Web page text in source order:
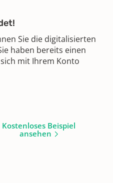
Sie die digitalisierten
haben bereits einen
mit Ihrem Konto
Kostenloses Beispiel
ansehen